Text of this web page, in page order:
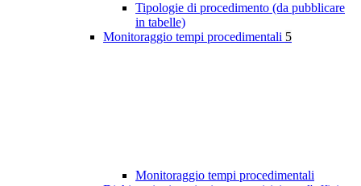
Tipologie di procedimento (da pubblicare
in tabelle)
Monitoraggio tempi procedimentali 5
Monitoraggio tempi procedimentali